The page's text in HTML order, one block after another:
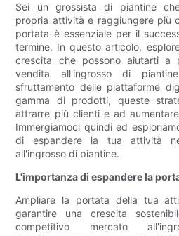
Sei un grossista di piantine
propria attività e raggiungere più
portata è essenziale per il
termine. In questo articolo,
crescita che possono aiutarti
vendita all'ingrosso di
sfruttamento delle piattaforme
gamma di prodotti, queste
attrarre più clienti e ad
Immergiamoci quindi ed
di espandere la tua attività
all'ingrosso di piantine.
L'importanza di espandere la
Ampliare la portata della tua
garantire una crescita
competitivo mercato